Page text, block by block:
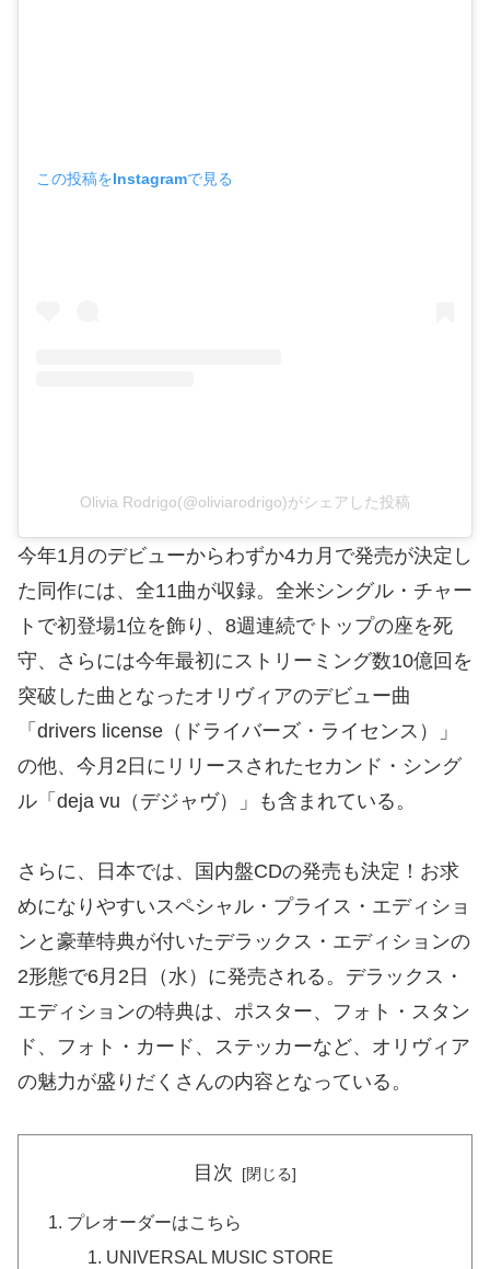
この投稿をInstagramで見る
Olivia Rodrigo(@oliviarodrigo)がシェアした投稿
今年1月のデビューからわずか4カ月で発売が決定し
た同作には、全11曲が収録。全米シングル・チャー
トで初登場1位を飾り、8週連続でトップの座を死
守、さらには今年最初にストリーミング数10億回を
突破した曲となったオリヴィアのデビュー曲
「drivers license（ドライバーズ・ライセンス）」
の他、今月2日にリリースされたセカンド・シング
ル「deja vu（デジャヴ）」も含まれている。
さらに、日本では、国内盤CDの発売も決定！お求
めになりやすいスペシャル・プライス・エディショ
ンと豪華特典が付いたデラックス・エディションの
2形態で6月2日（水）に発売される。デラックス・
エディションの特典は、ポスター、フォト・スタン
ド、フォト・カード、ステッカーなど、オリヴィア
の魅力が盛りだくさんの内容となっている。
目次
プレオーダーはこちら
UNIVERSAL MUSIC STORE